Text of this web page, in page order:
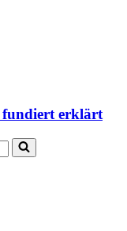
erklärt